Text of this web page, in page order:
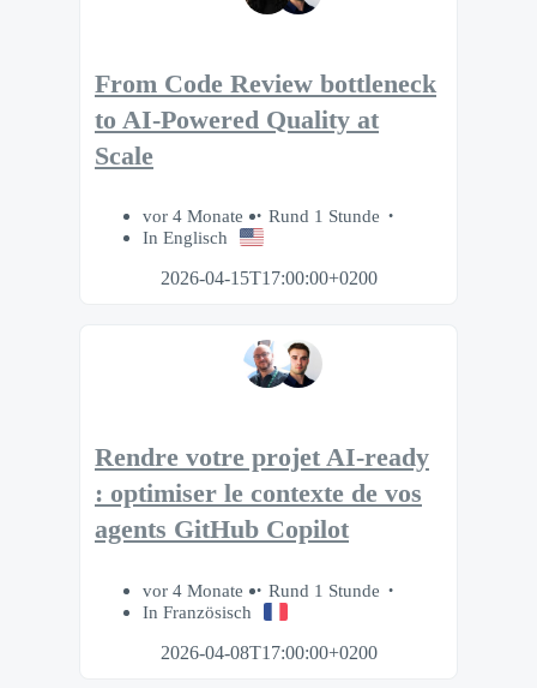
From Code Review bottleneck
to AI-Powered Quality at
Scale
vor 4 Monate
Rund 1 Stunde
In Englisch
2026-04-15T17:00:00+0200
Rendre votre projet AI-ready
: optimiser le contexte de vos
agents GitHub Copilot
vor 4 Monate
Rund 1 Stunde
In Französisch
2026-04-08T17:00:00+0200